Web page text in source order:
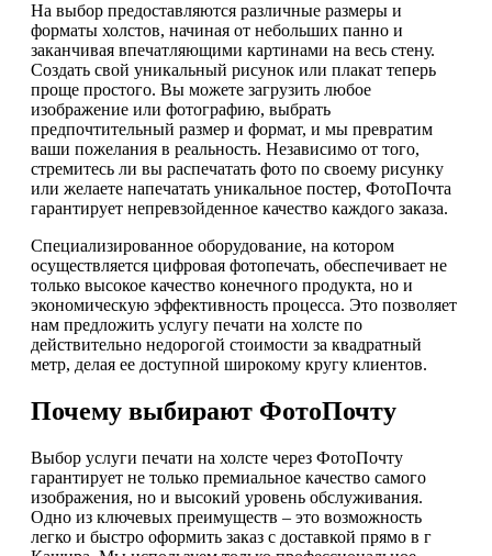
На выбор предоставляются различные размеры и
форматы холстов, начиная от небольших панно и
заканчивая впечатляющими картинами на весь стену.
Создать свой уникальный рисунок или плакат теперь
проще простого. Вы можете загрузить любое
изображение или фотографию, выбрать
предпочтительный размер и формат, и мы превратим
ваши пожелания в реальность. Независимо от того,
стремитесь ли вы распечатать фото по своему рисунку
или желаете напечатать уникальное постер, ФотоПочта
гарантирует непревзойденное качество каждого заказа.
Специализированное оборудование, на котором
осуществляется цифровая фотопечать, обеспечивает не
только высокое качество конечного продукта, но и
экономическую эффективность процесса. Это позволяет
нам предложить услугу печати на холсте по
действительно недорогой стоимости за квадратный
метр, делая ее доступной широкому кругу клиентов.
Почему выбирают ФотоПочту
Выбор услуги печати на холсте через ФотоПочту
гарантирует не только премиальное качество самого
изображения, но и высокий уровень обслуживания.
Одно из ключевых преимуществ – это возможность
легко и быстро оформить заказ с доставкой прямо в г